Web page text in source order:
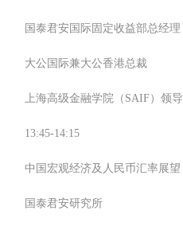
国泰君安国际固定收益部总经理
大公国际兼大公香港总裁
上海高级金融学院（SAIF）领导
13:45-14:15
中国宏观经济及人民币汇率展望
国泰君安研究所